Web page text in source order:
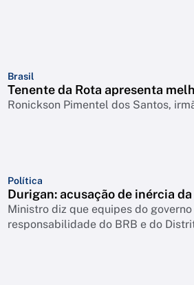
Brasil
Tenente da Rota apresenta
Ronickson Pimentel dos Santos,
Política
Durigan: acusação de inércia
Ministro diz que equipes do
responsabilidade do BRB e do